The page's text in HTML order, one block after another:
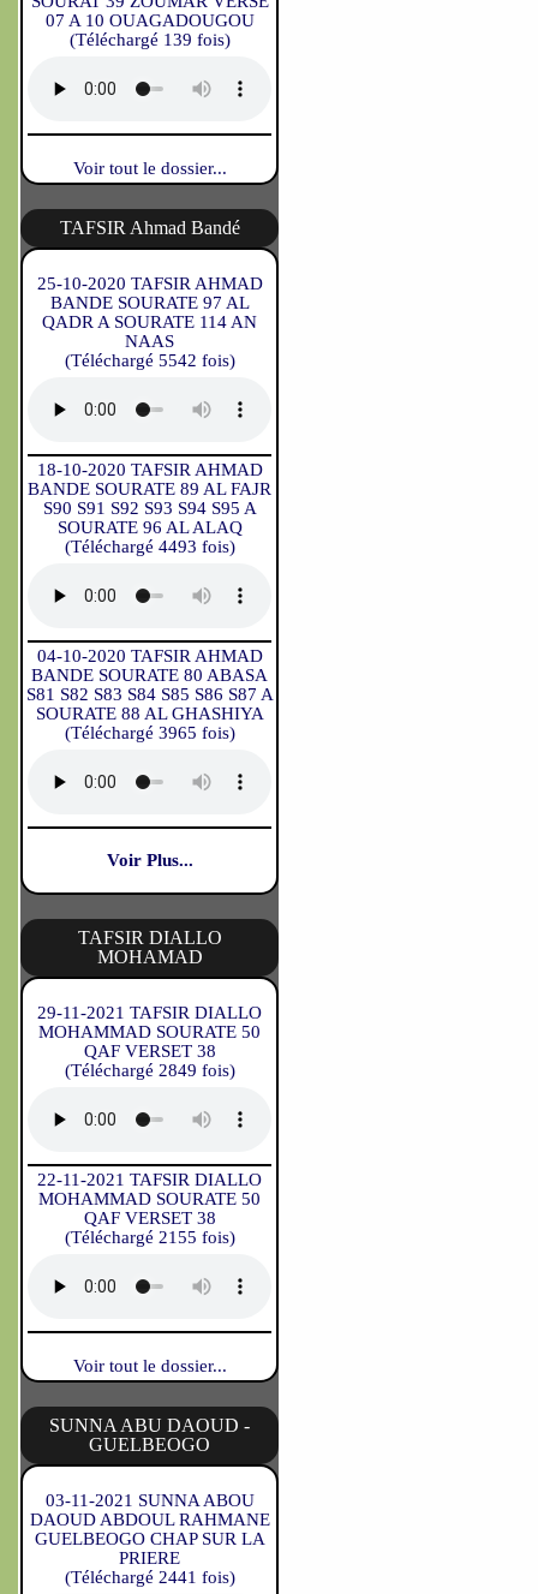
07 A 10 OUAGADOUGOU
(Téléchargé 139 fois)
Voir tout le dossier...
TAFSIR Ahmad Bandé
25-10-2020 TAFSIR AHMAD
BANDE SOURATE 97 AL
QADR A SOURATE 114 AN
NAAS
(Téléchargé 5542 fois)
18-10-2020 TAFSIR AHMAD
BANDE SOURATE 89 AL FAJR
S90 S91 S92 S93 S94 S95 A
SOURATE 96 AL ALAQ
(Téléchargé 4493 fois)
04-10-2020 TAFSIR AHMAD
BANDE SOURATE 80 ABASA
S81 S82 S83 S84 S85 S86 S87 A
SOURATE 88 AL GHASHIYA
(Téléchargé 3965 fois)
Voir Plus...
TAFSIR DIALLO
MOHAMAD
29-11-2021 TAFSIR DIALLO
MOHAMMAD SOURATE 50
QAF VERSET 38
(Téléchargé 2849 fois)
22-11-2021 TAFSIR DIALLO
MOHAMMAD SOURATE 50
QAF VERSET 38
(Téléchargé 2155 fois)
Voir tout le dossier...
SUNNA ABU DAOUD -
GUELBEOGO
03-11-2021 SUNNA ABOU
DAOUD ABDOUL RAHMANE
GUELBEOGO CHAP SUR LA
PRIERE
(Téléchargé 2441 fois)